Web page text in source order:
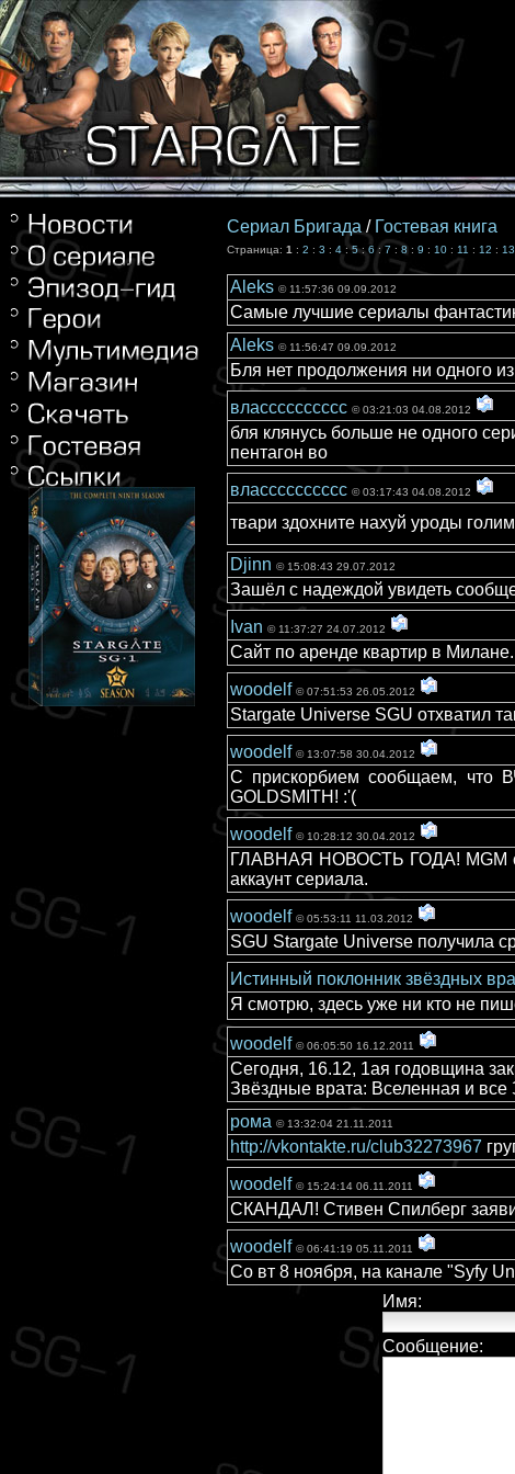
Сериал Бригада / Гостевая книга
Страница: 1 : 2 : 3 : 4 :5: 6:7 : 8 : 9 : 10 : 11 : 12 : 13
Aleks © 11:57:36 09.09.2012
Самые лучшие сериалы
Aleks © 11:56:47 09.09.2012
Бля нет продолжения ни одного
власссссссссс © 03:21:03 04.08.2012
бля клянусь больше не одного
пентагон во
власссссссссс © 03:17:43 04.08.2012
твари здохните нахуй уроды
Djinn © 15:08:43 29.07.2012
Зашёл с надеждой увидеть
Ivan © 11:37:27 24.07.2012
Сайт по аренде квартир в
woodelf © 07:51:53 26.05.2012
Stargate Universe SGU отхватил
woodelf © 13:07:58 30.04.2012
С прискорбием сообщаем, что
GOLDSMITH! :'(
woodelf © 10:28:12 30.04.2012
ГЛАВНАЯ НОВОСТЬ ГОДА! MGM
аккаунт сериала.
woodelf © 05:53:11 11.03.2012
SGU Stargate Universe получила
Истинный поклонник звёздных
Я смотрю, здесь уже ни кто не
woodelf © 06:05:50 16.12.2011
Сегодня, 16.12, 1ая годовщина
Звёздные врата: Вселенная и
рома © 13:32:04 21.11.2011
http://vkontakte.ru/club32273967
woodelf © 15:24:14 06.11.2011
СКАНДАЛ! Стивен Спилберг
woodelf © 06:41:19 05.11.2011
Со вт 8 ноября, на канале "Syfy
Имя:
Сообщение: